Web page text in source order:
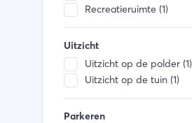
Recreatieruimte (1)
Uitzicht
Uitzicht op de polder (1)
Uitzicht op de tuin (1)
Parkeren